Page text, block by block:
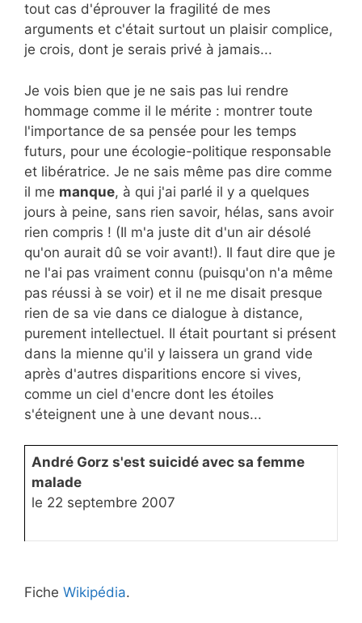
tout cas d'éprouver la fragilité de mes
arguments et c'était surtout un plaisir complice,
je crois, dont je serais privé à jamais...
Je vois bien que je ne sais pas lui rendre
hommage comme il le mérite : montrer toute
l'importance de sa pensée pour les temps
futurs, pour une écologie-politique responsable
et libératrice. Je ne sais même pas dire comme
il me manque, à qui j'ai parlé il y a quelques
jours à peine, sans rien savoir, hélas, sans avoir
rien compris ! (Il m'a juste dit d'un air désolé
qu'on aurait dû se voir avant!). Il faut dire que je
ne l'ai pas vraiment connu (puisqu'on n'a même
pas réussi à se voir) et il ne me disait presque
rien de sa vie dans ce dialogue à distance,
purement intellectuel. Il était pourtant si présent
dans la mienne qu'il y laissera un grand vide
après d'autres disparitions encore si vives,
comme un ciel d'encre dont les étoiles
s'éteignent une à une devant nous...
André Gorz s'est suicidé avec sa femme
malade
le 22 septembre 2007
Fiche Wikipédia.